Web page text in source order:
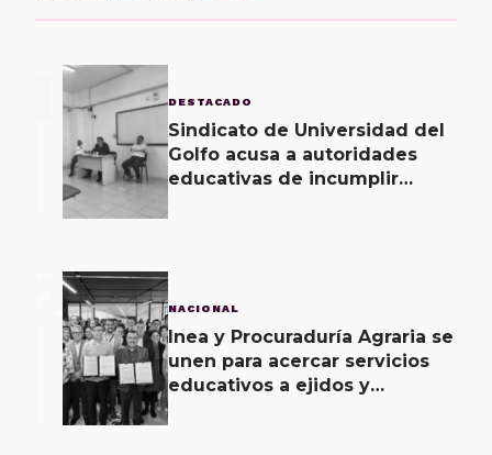
DESTACADO
Sindicato de Universidad del
Golfo acusa a autoridades
educativas de incumplir
2 NACIONAL
Inea y Procuraduría Agraria se
unen para acercar servicios
educativos a ejidos y